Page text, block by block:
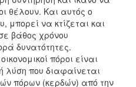
θέλουν. Και αυτός ο
μπορεί να κτίζεται και
βάθος χρόνου
δυνατότητες.
πόροι είναι
λύση που διαφαίνεται
πόρων (κερδών) από την